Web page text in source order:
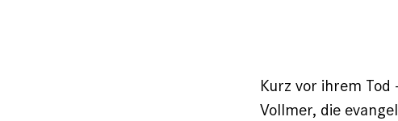
Kurz vor ihrem
Vollmer, die